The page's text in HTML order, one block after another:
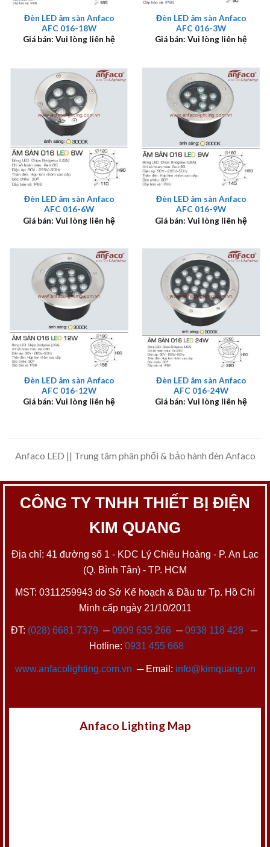
Đèn LED âm sàn Anfaco
AFC 016-18W
Giá bán: Vui lòng liên hệ
Đèn LED âm sàn Anfaco
AFC 016-3W
Giá bán: Vui lòng liên hệ
Đèn LED âm sàn Anfaco
AFC 016-6W
Giá bán: Vui lòng liên hệ
Đèn LED âm sàn Anfaco
AFC 016-9W
Giá bán: Vui lòng liên hệ
Đèn LED âm sàn Anfaco
AFC 016-12W
Giá bán: Vui lòng liên hệ
Đèn LED âm sàn Anfaco
AFC 016-24W
Giá bán: Vui lòng liên hệ
Anfaco LED || Trung tâm phân phối & bảo hành đèn Anfaco
CÔNG TY TNHH THIẾT BỊ ĐIỆN
KIM QUANG
Địa chỉ: 41 đường số 1 - KDC Lý Chiêu Hoàng - P. An Lạc
(Q. Bình Tân) - TP. HCM
MST: 0311259943 do Sở Kế hoạch & Đầu tư Tp. Hồ Chí
Minh cấp ngày 21/10/2011
ĐT: (028) 6681 7379 ─0909 635 266─0938 118 428─
Hotline: 0931 455 668
www.anfacolighting.com.vn ─ Email: info@kimquang.vn
Anfaco Lighting Map